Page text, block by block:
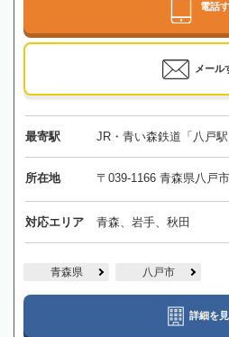
電話
メール
最寄駅 JR・青い森鉄道「八戸
所在地 〒039-1166 青森県八戸
対応エリア 青森、岩手、秋田
青森県 八戸市
詳細を